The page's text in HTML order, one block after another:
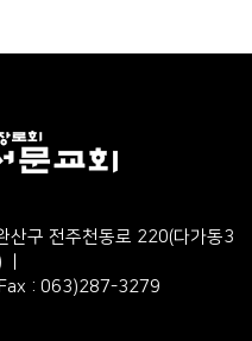
산구 전주천동로 220(다가동3
: 063)287-3279